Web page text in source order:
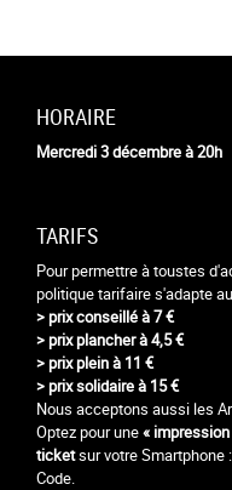
HORAIRE
Mercredi 3 décembre à 20h
TARIFS
Pour permettre à toustes
politique tarifaire s'adapte
> prix conseillé à 7 €
> prix plancher à 4,5 €
> prix plein à 11 €
> prix solidaire à 15 €
Nous acceptons aussi les
Optez pour une«
ticketsur votre Smartphone
Code.